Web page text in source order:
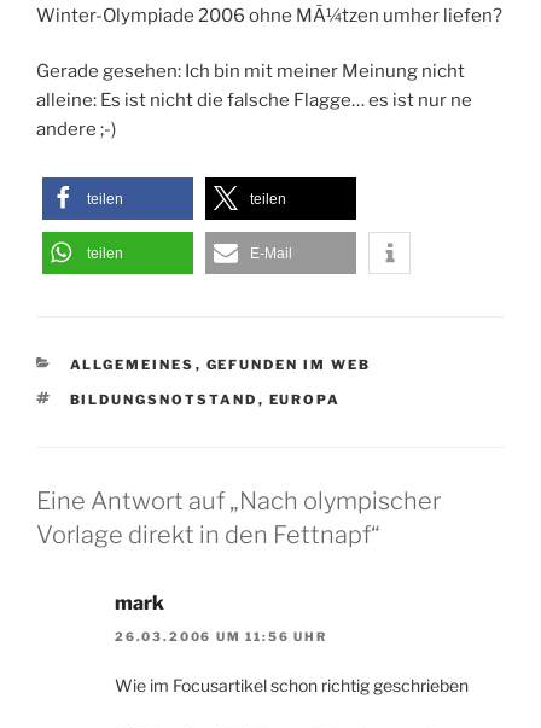
Winter-Olympiade 2006 ohne MÃ¼tzen umher liefen?
Gerade gesehen: Ich bin mit meiner Meinung nicht
alleine: Es ist nicht die falsche Flagge… es ist nur ne
andere ;-)
teilen teilen
teilen E-Mail
KATEGORIEN
ALLGEMEINES , GEFUNDEN IM WEB
SCHLAGWÖRTER
BILDUNGSNOTSTAND , EUROPA
Eine Antwort auf „Nach olympischer
Vorlage direkt in den Fettnapf“
mark
26.03.2006 UM 11:56 UHR
Wie im Focusartikel schon richtig geschrieben